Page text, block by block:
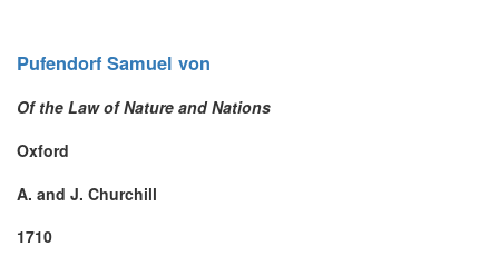
Pufendorf Samuel von
Of the Law of Nature and Nations
Oxford
A. and J. Churchill
1710